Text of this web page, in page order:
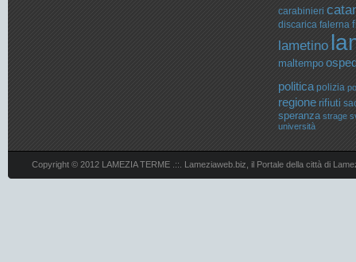
carabinieri
discarica falerna
lametino
maltempo
politica polizia
regione rifiuti
speranza strage
università
Copyright © 2012 LAMEZIA TERME .::. Lameziaweb.biz, il Portale della città di